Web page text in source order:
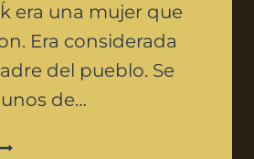
era una mujer que
Era considerada
del pueblo. Se
de…